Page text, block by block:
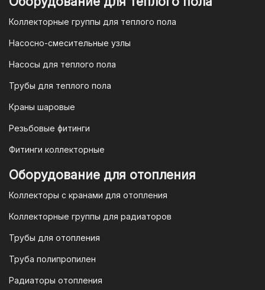
Коллекторные группы для теплого пола
Насосно-смесительные узлы
Насосы для теплого пола
Трубы для теплого пола
Краны шаровые
Резьбовые фитинги
Фитинги коллекторные
Оборудование для отопления
Коллекторы с кранами для отопления
Коллекторные группы для радиаторов
Трубы для отопления
Труба полипропилен
Радиаторы отопления